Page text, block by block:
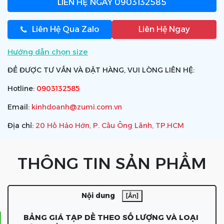
LIÊN HỆ NGAY 0903132585
Liên Hệ Qua Zalo Liên Hệ Ngay
Hướng dẫn chọn size
ĐỂ ĐƯỢC TƯ VẤN VÀ ĐẶT HÀNG, VUI LÒNG LIÊN HỆ:
Hotline: 0903132585
Email: kinhdoanh@zumi.com.vn
Địa chỉ: 20 Hồ Hảo Hớn, P. Cầu Ông Lãnh, TP.HCM
THÔNG TIN SẢN PHẨM
Nội dung [Ẩn]
BẢNG GIÁ TẠP DỀ THEO SỐ LƯỢNG VÀ LOẠI